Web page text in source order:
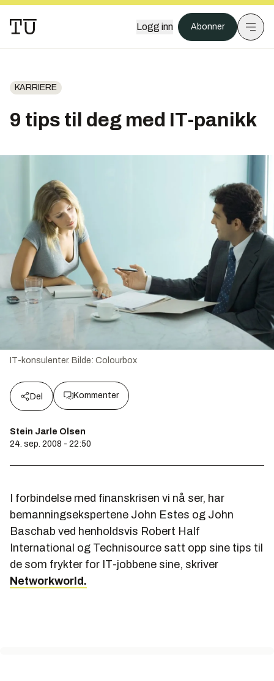
Logg inn Abonner
KARRIERE
9 tips til deg med IT-panikk
IT-konsulenter. Bilde: Colourbox
Del Kommenter
Stein Jarle Olsen
24. sep. 2008 - 22:50
I forbindelse med finanskrisen vi nå ser, har
bemanningsekspertene John Estes og John
Baschab ved henholdsvis Robert Half
International og Technisource satt opp sine tips til
de som frykter for IT-jobbene sine, skriver
Networkworld.